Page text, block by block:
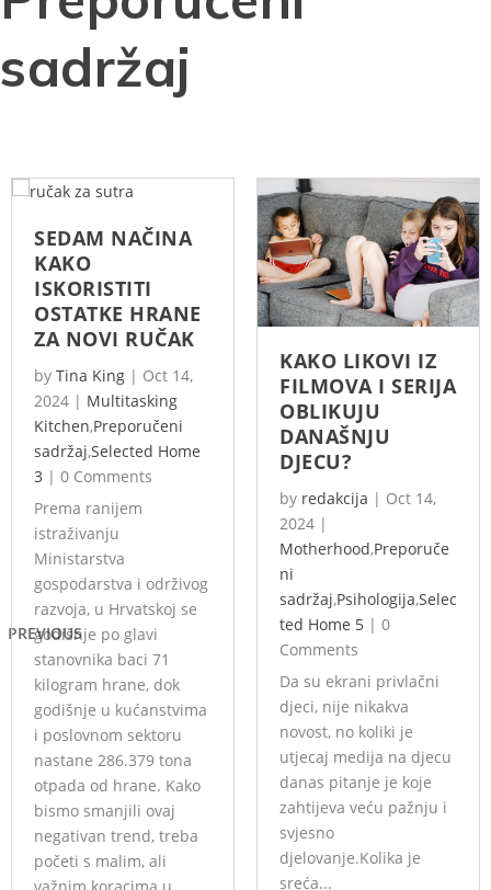
sadržaj
PREVIOUS
SEDAM NAČINA
KAKO
ISKORISTITI
OSTATKE HRANE
ZA NOVI RUČAK
by Tina King | Oct 14,
2024 | Multitasking
Kitchen,Preporučeni
sadržaj,Selected Home
3 | 0 Comments
Prema ranijem
istraživanju
Ministarstva
gospodarstva i održivog
razvoja, u Hrvatskoj se
godišnje po glavi
stanovnika baci 71
kilogram hrane, dok
godišnje u kućanstvima
i poslovnom sektoru
nastane 286.379 tona
otpada od hrane. Kako
bismo smanjili ovaj
negativan trend, treba
početi s malim, ali
KAKO LIKOVI IZ
FILMOVA I SERIJA
OBLIKUJU
DANAŠNJU
DJECU?
by redakcija | Oct 14,
2024 |
Motherhood,Preporuče
ni
sadržaj,Psihologija,Selec
ted Home 5 | 0
Comments
Da su ekrani privlačni
djeci, nije nikakva
novost, no koliki je
utjecaj medija na djecu
danas pitanje je koje
zahtijeva veću pažnju i
svjesno
djelovanje.Kolika je
sreća...